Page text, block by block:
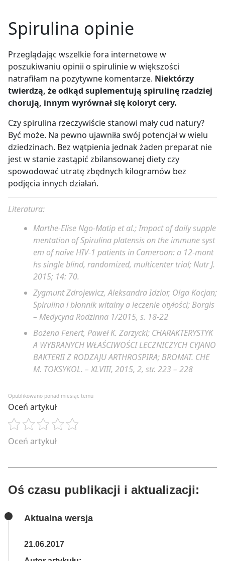
Spirulina opinie
Przeglądając wszelkie fora internetowe w
poszukiwaniu opinii o spirulinie w większości
natrafiłam na pozytywne komentarze. Niektórzy
twierdzą, że odkąd suplementują spirulinę rzadziej
chorują, innym wyrównał się koloryt cery.
Czy spirulina rzeczywiście stanowi mały cud natury?
Być może. Na pewno ujawniła swój potencjał w wielu
dziedzinach. Bez wątpienia jednak żaden preparat nie
jest w stanie zastąpić zbilansowanej diety czy
spowodować utratę zbędnych kilogramów bez
podjęcia innych działań.
Literatura:
Marthe-Elise Ngo-Matip et al.;Impact of dailysupple
mentation of Spirulina platensis on the immune syst
em of naïve HIV-1 patients in Cameroon: a 12-mont
hs single blind, randomized, multicenter trial; Nutr J.
2015; 14: 70.
Zygmunt Zdrojewicz, Aleksandra Idzior, Olga Kocjan;
Spirulina i błonnik witalny a leczenie otyłości; Borgis
– Medycyna Rodzinna 1/2015, s. 18-22
Bożena Fenert, Paweł K. Zarzycki; CHARAKTERYSTYK
A WYBRANYCH WŁAŚCIWOŚCI LECZNICZYCH CYJANO
BAKTERII Z RODZAJU ARTHROSPIRA; BROMAT. CHE
M. TOKSYKOL. – XLVIII, 2015, 2, str. 223 – 228
Opublikowano ponad miesiąc temu
Oceń artykuł
Oceń artykuł
Oś czasu publikacji i aktualizacji:
Aktualna wersja
21.06.2017